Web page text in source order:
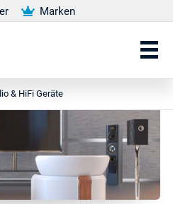
Marken
& HiFi Geräte